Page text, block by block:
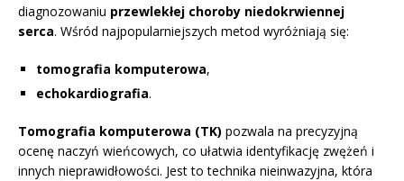
diagnozowaniu przewlekłej choroby niedokrwiennej
serca. Wśród najpopularniejszych metod wyróżniają się:
tomografia komputerowa,
echokardiografia.
Tomografia komputerowa (TK) pozwala na precyzyjną
ocenę naczyń wieńcowych, co ułatwia identyfikację zwężeń i
innych nieprawidłowości. Jest to technika nieinwazyjna, która